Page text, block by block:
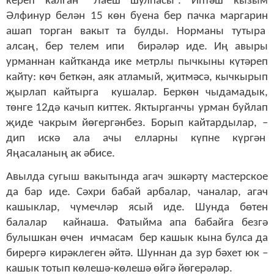
Әлфинур белән 15 көн буена бер пачка маргарин
ашап торган вакыт та булды. Норманы тутыра
алсаң, бер телем ипи бирәләр иде. Иң авыры
урманнан кайтканда ике метрлы пычкыны күтәреп
кайту: көч беткән, аяк атламый, җитмәсә, кычкырып
җырлап кайтырга кушалар. Беркөн чыдамадык,
төнге 12дә качып киттек. Яктырганчы урман буйлап
җиде чакрым йөгергәнбез. Борып кайтардылар, –
дип искә ала ачы елларны күпне күргән
Яңасаланың ак әбисе.
Авылда сугыш вакытында агач эшкәртү мастерское
да бар иде. Сәхри бабай арбалар, чаналар, агач
кашыклар, чүмечләр ясый иде. Шунда бөтен
балалар кайнаша. Фатыйма апа бабайга безгә
булышкан өчен ичмасам бер кашык кына булса да
бирергә кирәклеген әйтә. Шуннан да зур бәхет юк –
кашык тотып көлешә-көлешә өйгә йөгерәләр.